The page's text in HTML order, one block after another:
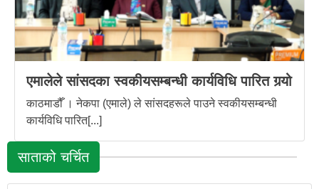
एमालेले सांसदका स्वकीयसम्बन्धी कार्यविधि पारित गर्‍यो
काठमाडौँ । नेकपा (एमाले) ले सांसदहरूले पाउने स्वकीयसम्बन्धी
कार्यविधि पारित[...]
साताको चर्चित